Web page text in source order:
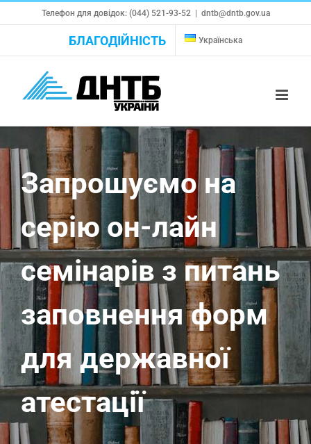
to
Телефон для довідок: (044) 521-93-52 dntb@dntb.gov.ua
БЛАГОДІЙНІСТЬ Українська
Запрошуємо на
серію он-лайн
семінарів з питань
заповнення форм
для державної
атестації